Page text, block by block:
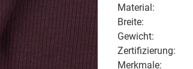
Material:
Breite:
Gewicht:
Zertifizierung:
Merkmale: